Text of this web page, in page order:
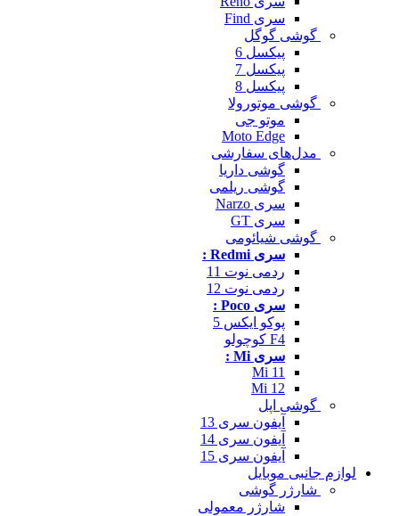
سری Find
گوشی گوگل
پیکسل 6
پیکسل 7
پیکسل 8
گوشی موتورولا
موتو جی
Moto Edge
مدل‌های سفارشی
گوشی داریا
گوشی ریلمی
سری Narzo
سری GT
گوشی شیائومی
سری Redmi :
ردمی نوت 11
ردمی نوت 12
سری Poco :
پوکو ایکس 5
F4 کوچولو
سری Mi :
Mi 11
Mi 12
گوشی اپل
آیفون سری 13
آیفون سری 14
آیفون سری 15
لوازم جانبی موبایل
شارژر گوشی
شارژر معمولی